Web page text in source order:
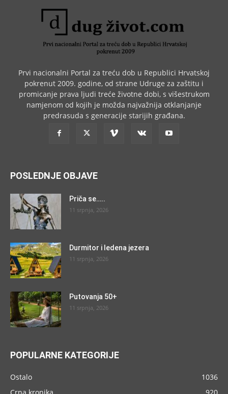
Prvi nacionalni Portal za treću dob u Republici Hrvatskoj
pokrenut 2009. godine, od strane Udruge za zaštitu i
promicanje prava ljudi treće životne dobi, s višestrukom
namjenom od kojih je možda najvažnija otklanjanje
predrasuda s generacije starijih građana.
POSLEDNJE OBJAVE
Priča se…..
11 srpnja, 2026
Durmitor i ledena jezera
11 srpnja, 2026
Putovanja 50+
11 srpnja, 2026
POPULARNE KATEGORIJE
Ostalo
1036